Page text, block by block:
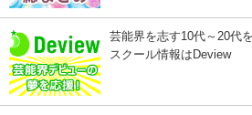
芸能界を志す10代～20代
スクール情報はDeview